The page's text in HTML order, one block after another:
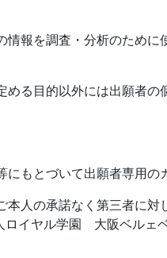
情報を調査・分析のため
る目的以外には出願者の
もとづいて出願者専用
本人の承諾なく第三者に
イヤル学園 大阪ベルェ